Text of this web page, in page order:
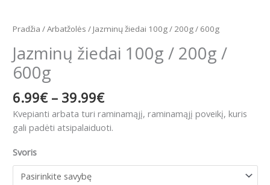
Pradžia /Arbatžolės / Jazminų žiedai 100g / 200g / 600g
Jazminų žiedai 100g / 200g /
600g
6.99€ – 39.99€
Kvepianti arbata turi raminamąjį, raminamąjį poveikį, kuris
gali padėti atsipalaiduoti.
Svoris